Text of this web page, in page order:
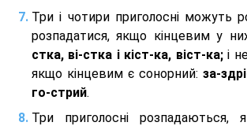
Три і чотири приголосні можуть
розпадатися, якщо кінцевим у
стка, ві-стка і кіст-ка, віст-ка;і
якщо кінцевим є сонорний: за-
го-стрий.
Три приголосні